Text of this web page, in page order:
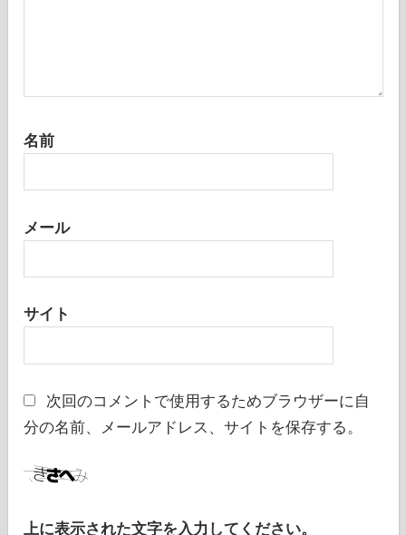
名前
メール
サイト
次回のコメントで使用するためブラウザーに自
分の名前、メールアドレス、サイトを保存する。
上に表示された文字を入力してください。